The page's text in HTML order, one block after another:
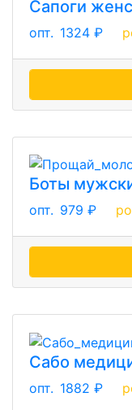
Сапоги
опт. 1324 ₽
Боты
опт. 979 ₽
Сабо
опт. 1882 ₽